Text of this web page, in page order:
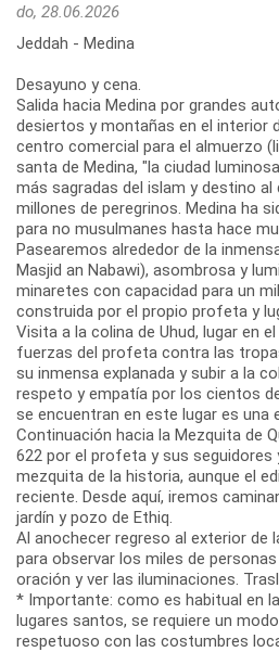
do, 28.06.2026
Jeddah - Medina
Desayuno y cena.
Salida hacia Medina por grandes
desiertos y montañas en el interior
centro comercial para el almuerzo
santa de Medina, "la ciudad
más sagradas del islam y destino al
millones de peregrinos. Medina ha
para no musulmanes hasta hace
Pasearemos alrededor de la
Masjid an Nabawi), asombrosa y
minaretes con capacidad para un
construida por el propio profeta y
Visita a la colina de Uhud, lugar en
fuerzas del profeta contra las
su inmensa explanada y subir a la
respeto y empatía por los cientos
se encuentran en este lugar es una
Continuación hacia la Mezquita de
622 por el profeta y sus seguidores
mezquita de la historia, aunque el
reciente. Desde aquí, iremos
jardín y pozo de Ethiq.
Al anochecer regreso al exterior de
para observar los miles de
oración y ver las iluminaciones.
* Importante: como es habitual en
lugares santos, se requiere un
respetuoso con las costumbres